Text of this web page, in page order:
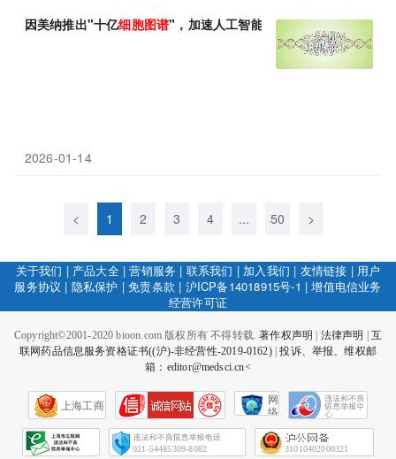
因美纳推出"十亿细胞图谱"，加速人工智能与药物发现
2026-01-14
< 1 2 3 4 ... 50 >
关于我们 | 产品大全|营销服务 | 联系我们 | 加入我们 | 友情链接 | 用户
服务协议 | 隐私保护 |免责条款 | 沪ICP备14018915号-1 |增值电信业务
经营许可证
Copyright©2001-2020 bioon.com 版权所有 不得转载.著作权声明 法律声明
互
联网药品信息服务资格证书((沪)-非经营性-2019-0162)|投诉、举报、维权邮
箱：editor@medsci.cn<
上海工商
网
络
会
征
021-54485309-8082 31010402000321